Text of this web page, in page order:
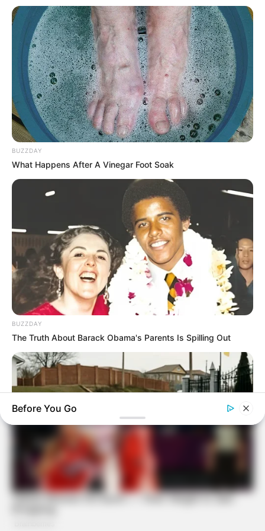
10 Ideias Simples para Montar um Jardim Vertical
em Casa
13 Ideias Incríveis Para Reutilização de Caixotes
de Feira
BUZZDAY
What Happens After A Vinegar Foot Soak
BUZZDAY
The Truth About Barack Obama's Parents Is Spilling Out
BUZZ DAY
Before You Go